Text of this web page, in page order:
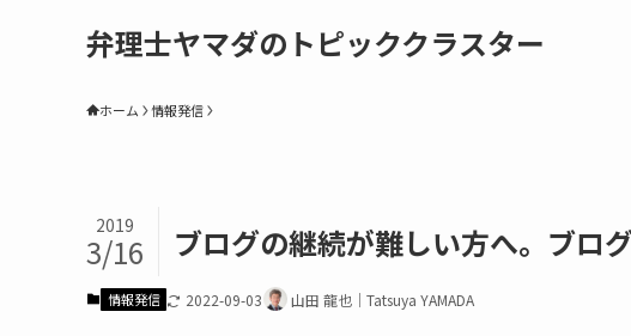
弁理士ヤマダのトピッククラスター
ホーム 情報発信
ブログの継続が難しい方へ。ブロ
2019
3/16
情報発信 2022-09-03 山田 龍也｜Tatsuya YAMADA